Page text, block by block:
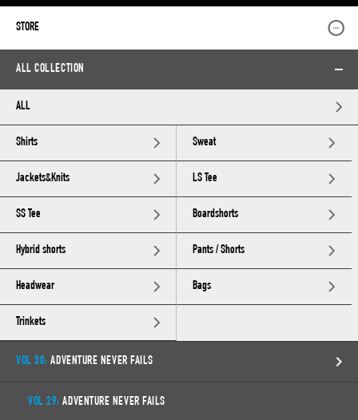
STORE
ALL COLLECTION
ALL
Shirts Sweat
Jackets&Knits LS Tee
SS Tee Boardshorts
Hybrid shorts Pants / Shorts
Headwear Bags
Trinkets
VOL 30: ADVENTURE NEVER FAILS
VOL 29: ADVENTURE NEVER FAILS